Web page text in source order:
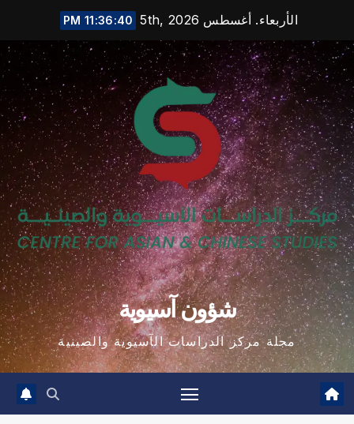
content
الأربعاء. أغسطس 5th, 2026 11:36:41 PM
شؤون آسيوية
مجلة مركز الدراسات الآسيوية والصينية